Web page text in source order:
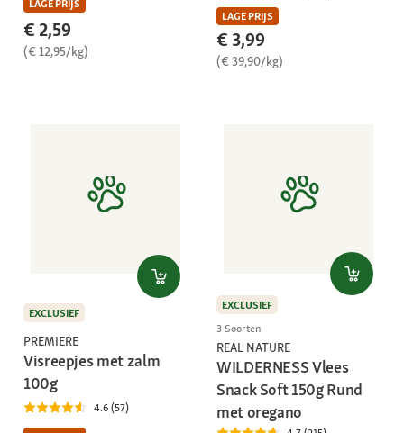
LAGE PRIJS
€ 2,59
(€ 12,95/kg)
LAGE PRIJS
€ 3,99
(€ 39,90/kg)
EXCLUSIEF
PREMIERE
Visreepjes met zalm
100g
4.6 (57)
EXCLUSIEF
3 Soorten
REAL NATURE
WILDERNESS Vlees
Snack Soft 150g Rund
met oregano